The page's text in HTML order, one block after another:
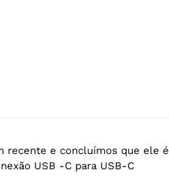
recente e concluímos que ele é
USB -C para USB-C